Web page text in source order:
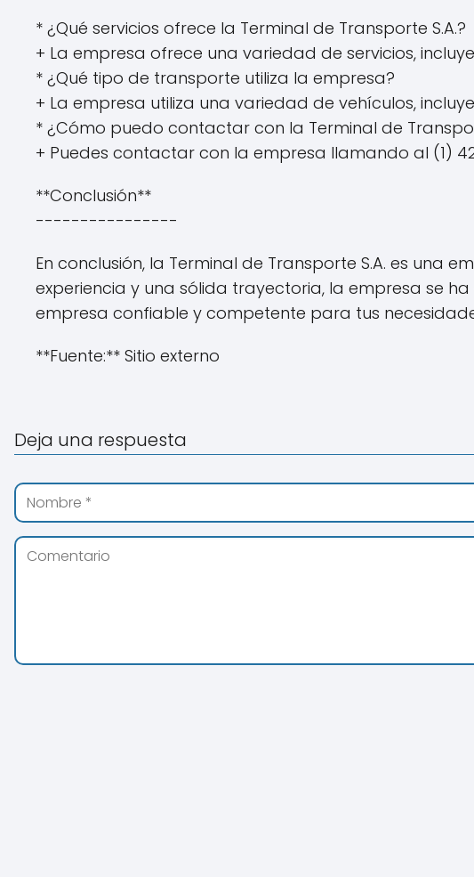
* ¿Qué servicios ofrece la Terminal de Transporte S.A.?
+ La empresa ofrece una variedad de servicios,
* ¿Qué tipo de transporte utiliza la empresa?
+ La empresa utiliza una variedad de vehículos,
* ¿Cómo puedo contactar con la Terminal de
+ Puedes contactar con la empresa llamando al (1)
**Conclusión**
----------------
En conclusión, la Terminal de Transporte S.A. es
experiencia y una sólida trayectoria, la empresa se
empresa confiable y competente para tus
**Fuente:** Sitio externo
Deja una respuesta